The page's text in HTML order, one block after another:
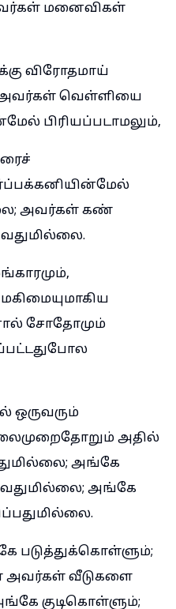
மனைவிகள்
விரோதமாய்
அவர்கள் வெள்ளியை
பிரியப்படாமலும்,
அவர்கள் கண்
சோதோமும்
ஒருவரும்
அதில்
அங்கே
அங்கே
படுத்துக்கொள்ளும்;
அவர்கள் வீடுகளை
குடிகொள்ளும்;